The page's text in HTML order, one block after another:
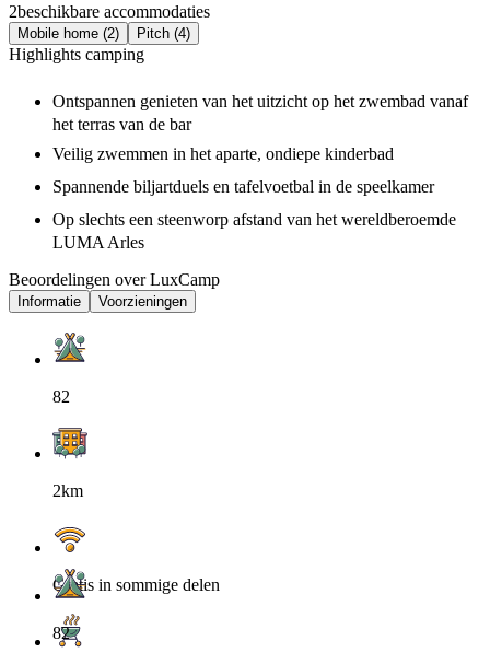
2beschikbare accommodaties
Mobile home (2) Pitch (4)
Highlights camping
Ontspannen genieten van het uitzicht op het zwembad vanaf
het terras van de bar
Veilig zwemmen in het aparte, ondiepe kinderbad
Spannende biljartduels en tafelvoetbal in de speelkamer
Op slechts een steenworp afstand van het wereldberoemde
LUMA Arles
Beoordelingen over LuxCamp
Informatie Voorzieningen
82
2km
Gratis in sommige delen
82